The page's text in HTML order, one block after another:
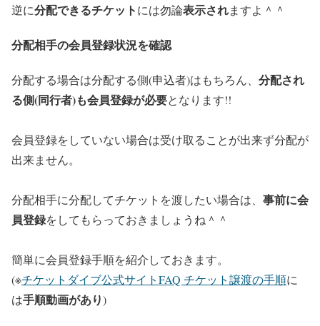
逆に分配できるチケットには勿論表示されますよ＾＾
分配相手の会員登録状況を確認
分配する場合は分配する側(申込者)はもちろん、 分配され
る側(同行者)も会員登録が必要となります!!
会員登録をしていない場合は受け取ることが出来ず分配が
出来ません。
分配相手に分配してチケットを渡したい場合は、 事前に会
員登録をしてもらっておきましょうね＾＾
簡単に会員登録手順を紹介しておきます。
(※チケットダイブ公式サイトFAQ チケット譲渡の手順に
は手順動画があり)